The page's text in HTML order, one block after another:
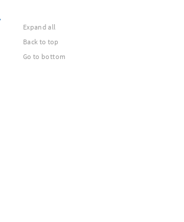
Expand all
Back to top
Go to bottom